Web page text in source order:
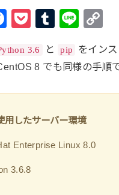
F
c
e
b
o
k
P
ck
et
T
m
bl
r
Li
e
p
y
Li
3.6 と pip
をインス
8 でも同様の手順
用したサーバー環境
Enterprise Linux 8.0
3.6.8